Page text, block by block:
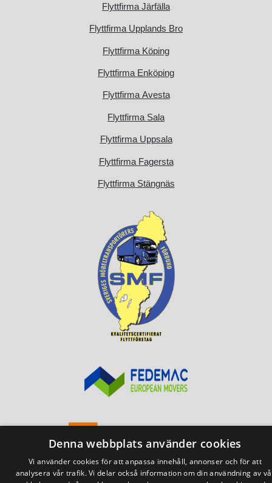
Flyttfirma Järfälla
Flyttfirma Upplands Bro
Flyttfirma Köping
Flyttfirma Enköping
Flyttfirma Avesta
Flyttfirma Sala
Flyttfirma Uppsala
Flyttfirma Fagersta
Flyttfirma Stängnäs
Denna webbplats använder cookies
Vi använder cookies för att anpassa innehåll, annonser och för att
analysera vår trafik. Vi delar också information om din användning av